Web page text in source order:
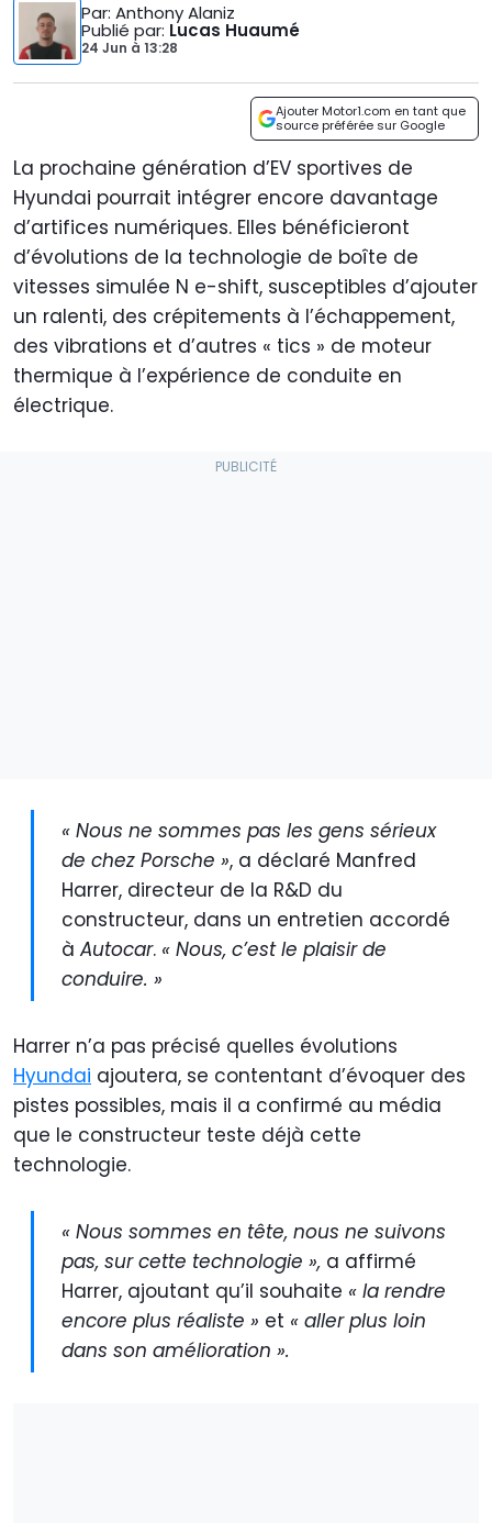
Par: Anthony Alaniz
Publié par: Lucas Huaumé
24 Jun à 13:28
Ajouter Motor1.com en tant que
source préférée sur Google
La prochaine génération d’EV sportives de
Hyundai pourrait intégrer encore davantage
d’artifices numériques. Elles bénéficieront
d’évolutions de la technologie de boîte de
vitesses simulée N e-shift, susceptibles d’ajouter
un ralenti, des crépitements à l’échappement,
des vibrations et d’autres « tics » de moteur
thermique à l’expérience de conduite en
électrique.
« Nous ne sommes pas les gens sérieux
de chez Porsche », a déclaré Manfred
Harrer, directeur de la R&D du
constructeur, dans un entretien accordé
à Autocar. « Nous, c’est le plaisir de
conduire. »
Harrer n’a pas précisé quelles évolutions
Hyundai ajoutera, se contentant d’évoquer des
pistes possibles, mais il a confirmé au média
que le constructeur teste déjà cette
technologie.
« Nous sommes en tête, nous ne suivons
pas, sur cette technologie », a affirmé
Harrer, ajoutant qu’il souhaite « la rendre
encore plus réaliste » et « aller plus loin
dans son amélioration ».